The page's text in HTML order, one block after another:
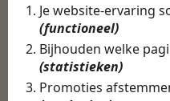
Je website-ervaring
(functioneel)
Bijhouden welke
(statistieken)
Promoties